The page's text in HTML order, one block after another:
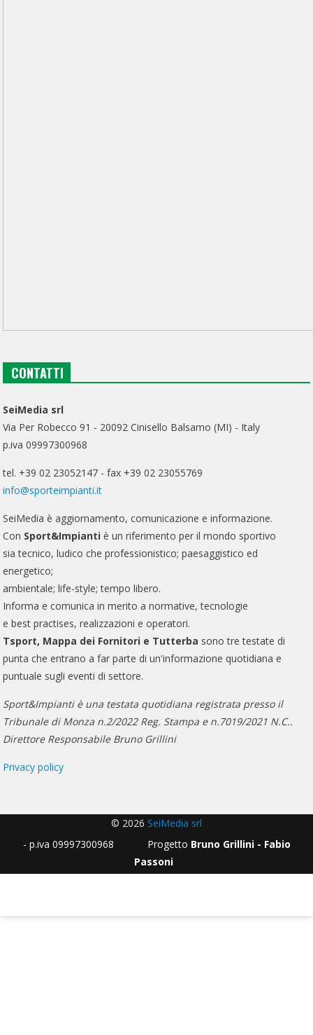
CONTATTI
SeiMedia srl
Via Per Robecco 91 - 20092 Cinisello Balsamo (MI) - Italy
p.iva 09997300968
tel. +39 02 23052147 - fax +39 02 23055769
info@sporteimpianti.it
SeiMedia è aggiornamento, comunicazione e informazione.
Con Sport&Impianti è un riferimento per il mondo sportivo
sia tecnico, ludico che professionistico; paesaggistico ed
energetico;
ambientale; life-style; tempo libero.
Informa e comunica in merito a normative, tecnologie
e best practises, realizzazioni e operatori.
Tsport, Mappa dei Fornitori e Tutterba sono tre testate di
punta che entrano a far parte di un'informazione quotidiana e
puntuale sugli eventi di settore.
Sport&Impianti è una testata quotidiana registrata presso il
Tribunale di Monza n.2/2022 Reg. Stampa e n.7019/2021 N.C..
Direttore Responsabile Bruno Grillini
Privacy policy
© 2026 SeiMedia srl
- p.iva 09997300968 Progetto Bruno Grillini - Fabio
Passoni